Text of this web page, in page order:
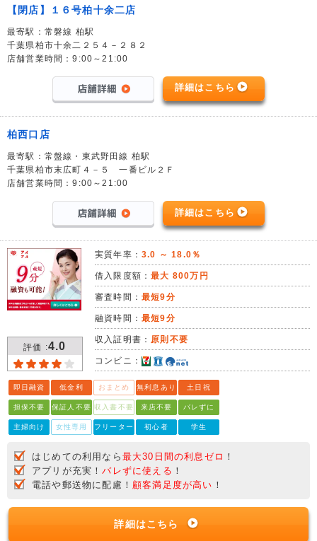
【閉店】１６号柏十余二店
最寄駅：常磐線 柏駅
千葉県柏市十余二２５４－２８２
店舗営業時間：9:00～21:00
詳細はこちら
柏西口店
最寄駅：常盤線・東武野田線 柏駅
千葉県柏市末広町４－５ 一番ビル２Ｆ
店舗営業時間：9:00～21:00
詳細はこちら
評価 :4.0
実質年率： 3.0 ～ 18.0％
借入限度額：最大 800万円
審査時間： 最短9分
融資時間： 最短9分
収入証明書： 原則不要
コンビニ：
即日融資 低金利 おまとめ 無利息あり 土日祝
担保不要 保証人不要 収入書不要 来店不要 バレずに
主婦向け 女性専用 フリーター 初心者 学生
はじめての利用なら 最大30日間の利息ゼロ ！
アプリが充実！バレずに使える ！
電話や郵送物に配慮！ 顧客満足度が高い ！
詳細はこちら